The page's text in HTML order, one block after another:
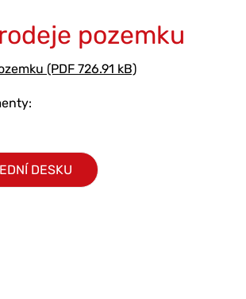
pozemku
(PDF 726.91 kB)
DESKU